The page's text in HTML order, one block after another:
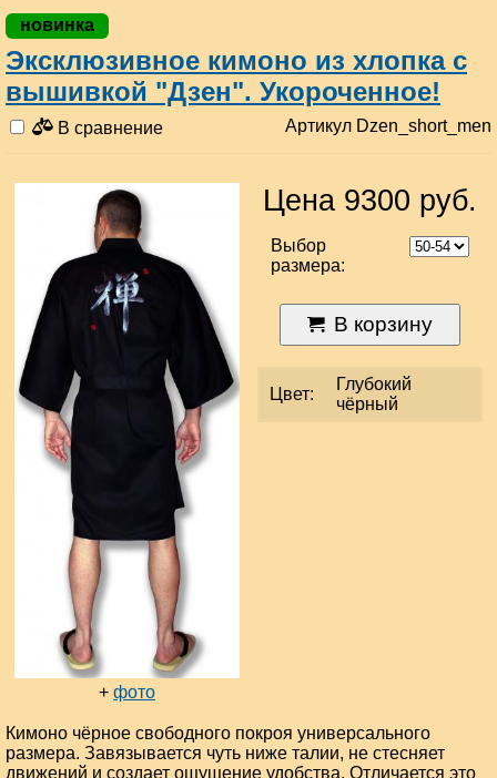
печати. Для многих из нас "Дзен" - это религия далекого
Востока, диковинка, украшающая нашу жизнь, как
Икебана, театр Но или Оригами. У знатоков другие
ассоциации: практика Дзен, медитация, поза Лотоса,
состояние Сатори...... Присоединяйтесь! Вы разовьёте
новые способы мышления, контроль над собственными
эмоциями. И оцените это "философское" кимоно. Сделано
Временно НЕТ в наличии.
посмотреть подарочную упаковку
новинка
Эксклюзивное кимоно из хлопка с
вышивкой "Дзен". Укороченное!
В сравнение Артикул Dzen_short_men
+ фото
Цена 9300 руб.
Выбор
размера:
В корзину
Цвет:
Глубокий
чёрный
Кимоно чёрное свободного покроя универсального
размера. Завязывается чуть ниже талии, не стесняет
движений и создает ощущение удобства. Отличается это